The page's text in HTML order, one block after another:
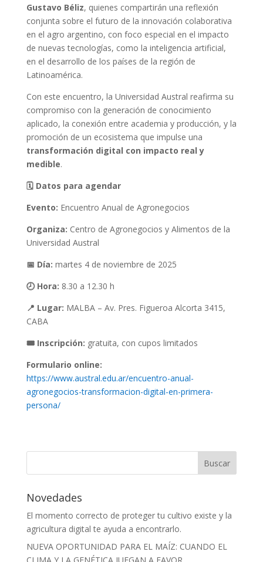
Gustavo Béliz, quienes compartirán una reflexión
conjunta sobre el futuro de la innovación colaborativa
en el agro argentino, con foco especial en el impacto
de nuevas tecnologías, como la inteligencia artificial,
en el desarrollo de los países de la región de
Latinoamérica.
Con este encuentro, la Universidad Austral reafirma su
compromiso con la generación de conocimiento
aplicado, la conexión entre academia y producción, y la
promoción de un ecosistema que impulse una
transformación digital con impacto real y
medible.
🗓Datos para agendar
Evento: Encuentro Anual de Agronegocios
Organiza: Centro de Agronegocios y Alimentos de la
Universidad Austral
📅 Día: martes 4 de noviembre de 2025
🕗Hora: 8.30 a 12.30 h
📍 Lugar: MALBA – Av. Pres. Figueroa Alcorta 3415,
CABA
🎟Inscripción: gratuita, con cupos limitados
Formulario online:
https://www.austral.edu.ar/encuentro-anual-
agronegocios-transformacion-digital-en-primera-
persona/
Novedades
El momento correcto de proteger tu cultivo existe y la
agricultura digital te ayuda a encontrarlo.
NUEVA OPORTUNIDAD PARA EL MAÍZ: CUANDO EL